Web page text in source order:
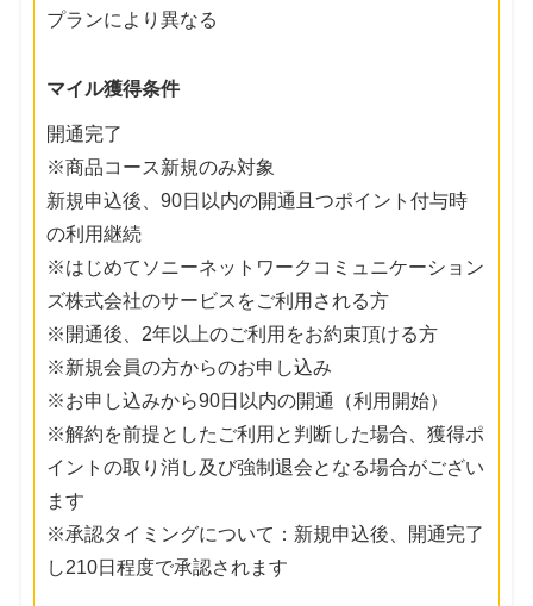
プランにより異なる
マイル獲得条件
開通完了
※商品コース新規のみ対象
新規申込後、90日以内の開通且つポイント付与時
の利用継続
※はじめてソニーネットワークコミュニケーション
ズ株式会社のサービスをご利用される方
※開通後、2年以上のご利用をお約束頂ける方
※新規会員の方からのお申し込み
※お申し込みから90日以内の開通（利用開始）
※解約を前提としたご利用と判断した場合、獲得ポ
イントの取り消し及び強制退会となる場合がござい
ます
※承認タイミングについて：新規申込後、開通完了
し210日程度で承認されます